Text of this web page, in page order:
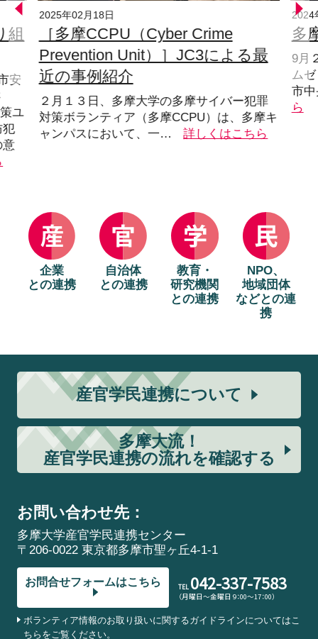
組
安
ユ
犯
意
2025年02月18日
［多摩CCPU（Cyber Crime
Prevention Unit）］JC3による最
近の事例紹介
２月１３日、多摩大学の多摩サイバー犯罪
対策ボランティア（多摩CCPU）は、多摩キ
ャンパスにおいて、一…
詳しくはこちら
2024
多
9月
ム
市
ら
企業
との連携
自治体
との連携
教育・
研究機関
との連携
NPO、
地域団体
などとの連
携
産官学民連携について
多摩大流！
産官学民連携の流れを確認する
お問い合わせ先：
多摩大学産官学民連携センター
〒206-0022 東京都多摩市聖ヶ丘4-1-1
お問合せフォームはこちら TEL 042-337-7583
（月曜日～金曜日 9：00～17：00）
ボランティア情報のお取り扱いに関するガイドラインについてはこ
ちらをご覧ください。